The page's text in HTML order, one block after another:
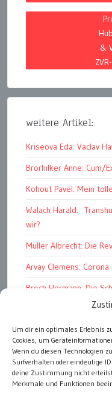
Um dir ein optimales Erlebnis
Cookies, um
Wenn du diesen Technologien
Surfverhalten oder eindeutige
deine Zustimmung nicht
Merkmale und Funktionen
&
weitere Artikel:
Kriseova Eda: Vaclav
Brorhilker Anne: Cum/
Kohout Pavel: Mein
Walach Harald:
wir?
Müller Albrecht: Die
Arvay Clemens:
Broch Hermann: Die
Kohout Pavel: Ende
Bonelli Raphael:
Luczak Andreas: